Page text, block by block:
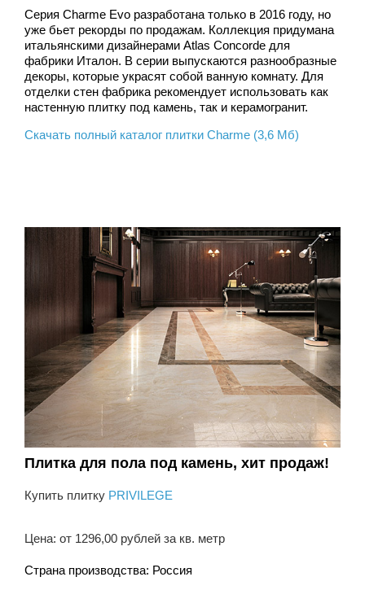
Серия Charme Evo разработана только в 2016 году, но
уже бьет рекорды по продажам. Коллекция придумана
итальянскими дизайнерами Atlas Concorde для
фабрики Италон. В серии выпускаются разнообразные
декоры, которые украсят собой ванную комнату. Для
отделки стен фабрика рекомендует использовать как
настенную плитку под камень, так и керамогранит.
Скачать полный каталог плитки Charme (3,6 Мб)
Плитка для пола под камень, хит продаж!
Купить плитку PRIVILEGE
Цена: от 1296,00 рублей за кв. метр
Страна производства: Россия